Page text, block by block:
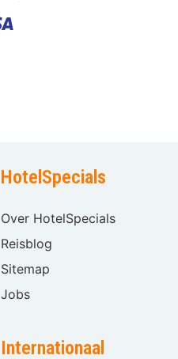
HotelSpecials
Over HotelSpecials
Reisblog
Sitemap
Jobs
Internationaal